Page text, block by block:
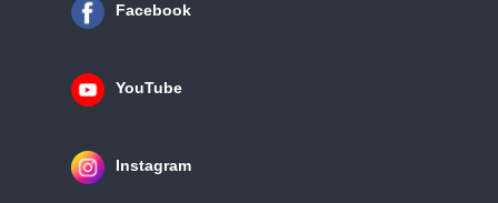
Facebook
YouTube
Instagram